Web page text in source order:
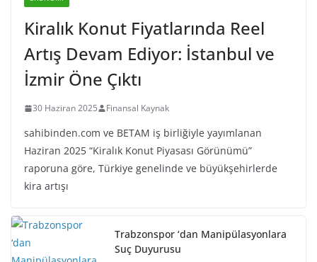
Kiralık Konut Fiyatlarında Reel
Artış Devam Ediyor: İstanbul ve
İzmir Öne Çıktı
30 Haziran 2025 Finansal Kaynak
sahibinden.com ve BETAM iş birliğiyle yayımlanan
Haziran 2025 “Kiralık Konut Piyasası Görünümü”
raporuna göre, Türkiye genelinde ve büyükşehirlerde
kira artışı
Trabzonspor ‘dan Manipülasyonlara
Suç Duyurusu